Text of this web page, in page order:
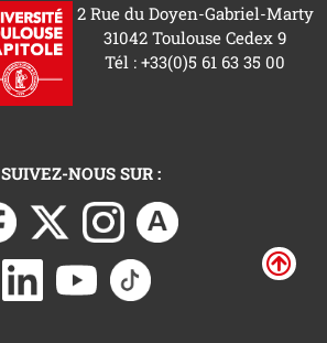
2 Rue du Doyen-Gabriel-Marty
31042 Toulouse Cedex 9
Tél : +33(0)5 61 63 35 00
SUIVEZ-NOUS SUR :